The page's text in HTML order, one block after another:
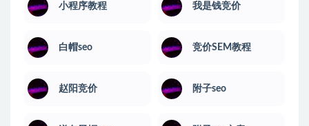
小程序教程 我是钱竞价
白帽seo 竞价SEM教程
赵阳竞价 附子seo